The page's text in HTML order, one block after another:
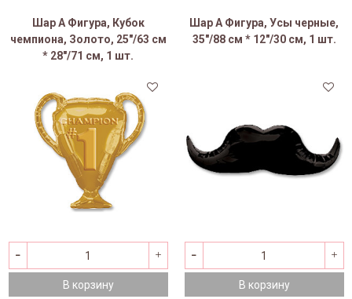
Шар А Фигура, Кубок
чемпиона, Золото, 25"/63 см
* 28"/71 см, 1 шт.
В корзину
Шар А Фигура, Усы черные,
35"/88 см * 12"/30 см, 1 шт.
В корзину